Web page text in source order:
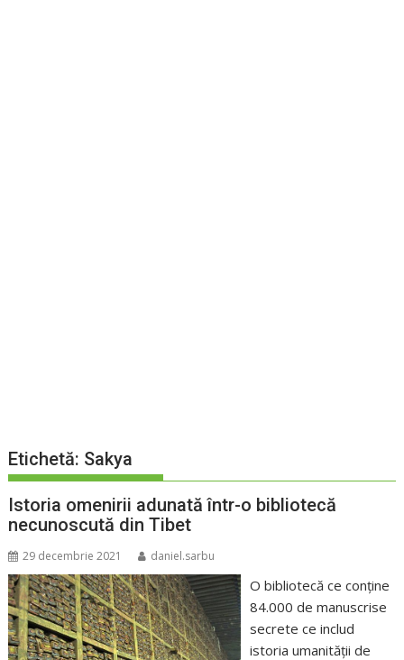
Etichetă: Sakya
Istoria omenirii adunată într-o bibliotecă
necunoscută din Tibet
29 decembrie 2021 daniel.sarbu
O bibliotecă ce conține
84.000 de manuscrise
secrete ce includ
istoria umanității de